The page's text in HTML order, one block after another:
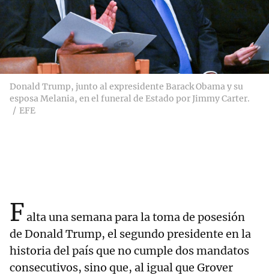
Donald Trump, junto al expresidente Barack Obama y su
esposa Melania, en el funeral de Estado por Jimmy Carter.
EFE
Falta una semana para la toma de posesión
de Donald Trump, el segundo presidente en la
historia del país que no cumple dos mandatos
consecutivos, sino que, al igual que Grover